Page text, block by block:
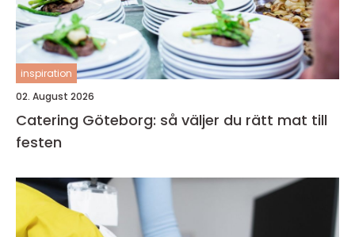
inspiration
02. August 2026
Catering Göteborg: så väljer du rätt mat till
festen